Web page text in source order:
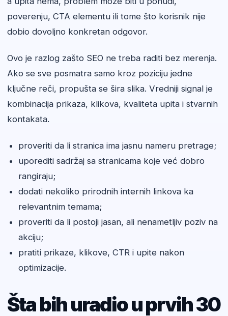
poverenju, CTA elementu ili tome što korisnik nije
dobio dovoljno konkretan odgovor.
Ovo je razlog zašto SEO ne treba raditi bez merenja.
Ako se sve posmatra samo kroz poziciju jedne
ključne reči, propušta se šira slika. Vredniji signal je
kombinacija prikaza, klikova, kvaliteta upita i stvarnih
kontakata.
proveriti da li stranica ima jasnu nameru pretrage;
uporediti sadržaj sa stranicama koje već dobro
rangiraju;
dodati nekoliko prirodnih internih linkova ka
relevantnim temama;
proveriti da li postoji jasan, ali nenametljiv poziv na
akciju;
pratiti prikaze, klikove, CTR i upite nakon
optimizacije.
Šta bih uradio u prvih 30